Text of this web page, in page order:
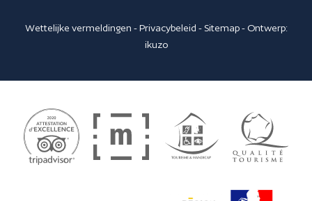
Wettelijke vermeldingen -Privacybeleid - Sitemap- Ontwerp:
ikuzo